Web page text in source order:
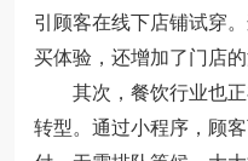
引顾客在线下店铺试穿
买体验，还增加了门店的
其次，餐饮行业也正
转型。通过小程序，顾